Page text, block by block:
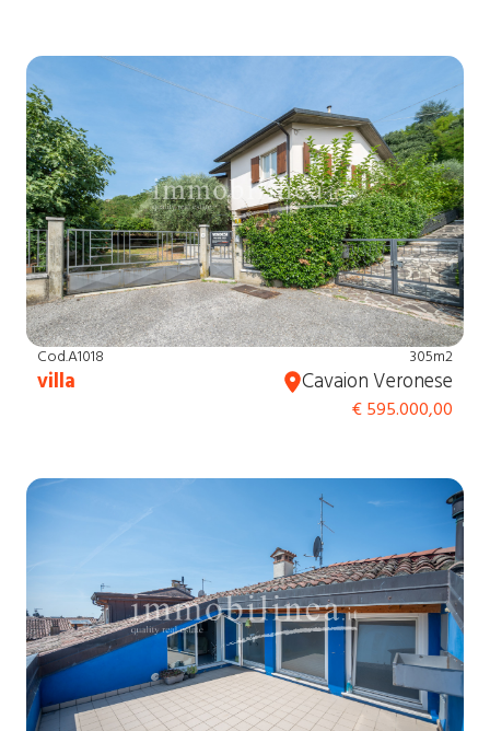
Cod.A1018
villa
305m2
Cavaion Veronese
€ 595.000,00